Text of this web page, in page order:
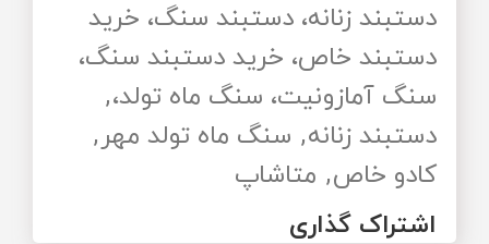
دستبند زنانه، دستبند سنگ، خرید
دستبند خاص، خرید دستبند سنگ،
سنگ آمازونیت، سنگ ماه تولد،,
دستبند زنانه, سنگ ماه تولد مهر ,
کادو خاص, متاشاپ
اشتراک گذاری